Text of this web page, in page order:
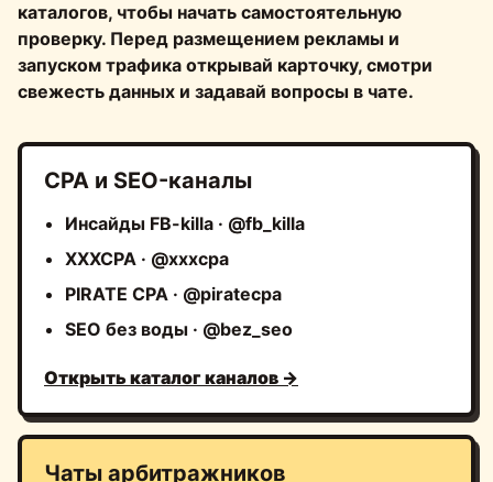
каталогов, чтобы начать самостоятельную
проверку. Перед размещением рекламы и
запуском трафика открывай карточку, смотри
свежесть данных и задавай вопросы в чате.
CPA и SEO-каналы
Инсайды FB-killa · @fb_killa
XXXCPA · @xxxcpa
PIRATE CPA · @piratecpa
SEO без воды · @bez_seo
Открыть каталог каналов →
Чаты арбитражников